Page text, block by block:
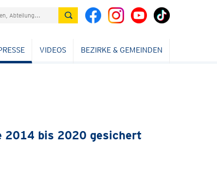
VIDEOS BEZIRKE & GEMEINDEN
2014 bis 2020 gesichert